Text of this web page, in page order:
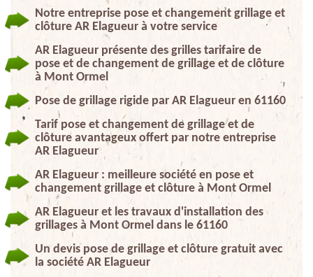
Notre entreprise pose et changement grillage et
clôture AR Elagueur à votre service
AR Elagueur présente des grilles tarifaire de
pose et de changement de grillage et de clôture
à Mont Ormel
Pose de grillage rigide par AR Elagueur en 61160
Tarif pose et changement de grillage et de
clôture avantageux offert par notre entreprise
AR Elagueur
AR Elagueur : meilleure société en pose et
changement grillage et clôture à Mont Ormel
AR Elagueur et les travaux d'installation des
grillages à Mont Ormel dans le 61160
Un devis pose de grillage et clôture gratuit avec
la société AR Elagueur